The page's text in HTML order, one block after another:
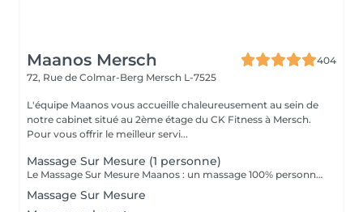
Maanos Mersch
404
72, Rue de Colmar-Berg Mersch L-7525
L'équipe Maanos vous accueille chaleureusement au sein de
notre cabinet situé au 2ème étage du CK Fitness à Mersch.
Pour vous offrir le meilleur servi...
Massage Sur Mesure (1 personne)
Le Massage Sur Mesure Maanos : un massage 100% personnalisé en fonction de vos besoins et de vos envies !
Massage Sur Mesure